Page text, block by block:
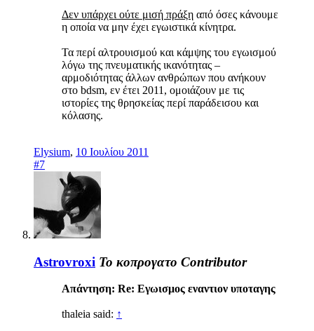
Δεν υπάρχει ούτε μισή πράξη από όσες κάνουμε
η οποία να μην έχει εγωιστικά κίνητρα.
Τα περί αλτρουισμού και κάμψης του εγωισμού
λόγω της πνευματικής ικανότητας –
αρμοδιότητας άλλων ανθρώπων που ανήκουν
στο bdsm, εν έτει 2011, ομοιάζουν με τις
ιστορίες της θρησκείας περί παράδεισου και
κόλασης.
Elysium, 10 Ιουλίου 2011
#7
Astrovroxi Το κοπρογατο Contributor
Απάντηση: Re: Εγωισμος εναντιον υποταγης
thaleia said: ↑